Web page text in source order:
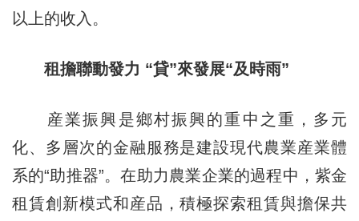
以上的收入。
租擔聯動發力 “貸”來發展“及時雨”
産業振興是鄉村振興的重中之重，多元
化、多層次的金融服務是建設現代農業産業體
系的“助推器”。在助力農業企業的過程中，紫金
租賃創新模式和産品，積極探索租賃與擔保共